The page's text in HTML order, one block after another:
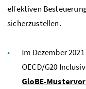
effektiven
sicherzustellen.
Im Dezember
OECD/G20
GloBE-